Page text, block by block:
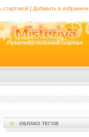
стартовой | Добавить в избранное
ОБЛАКО ТЕГОВ